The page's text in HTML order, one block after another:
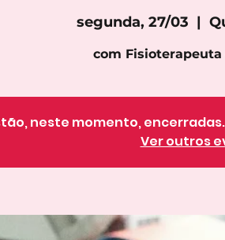
segunda, 27/03
  |
com
neste momento,
Ver outros